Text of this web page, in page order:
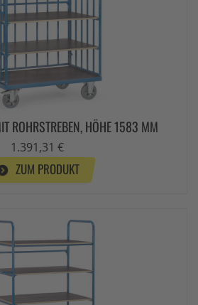
ROHRSTREBEN, HÖHE 1583 MM
1.391,31 €
ZUM PRODUKT